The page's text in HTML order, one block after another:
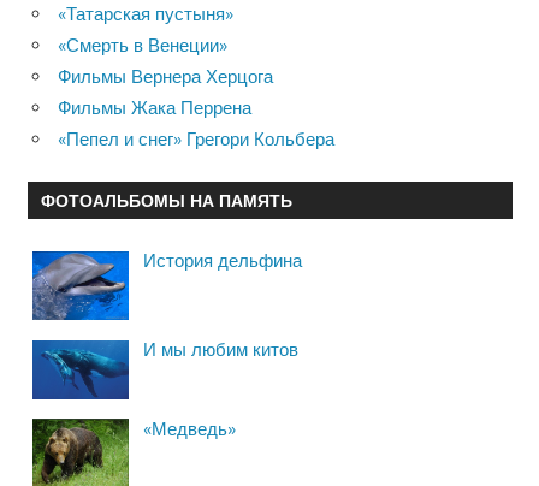
«Татарская пустыня»
«Смерть в Венеции»
Фильмы Вернера Херцога
Фильмы Жака Перрена
«Пепел и снег» Грегори Кольбера
ФОТОАЛЬБОМЫ НА ПАМЯТЬ
История дельфина
И мы любим китов
«Медведь»